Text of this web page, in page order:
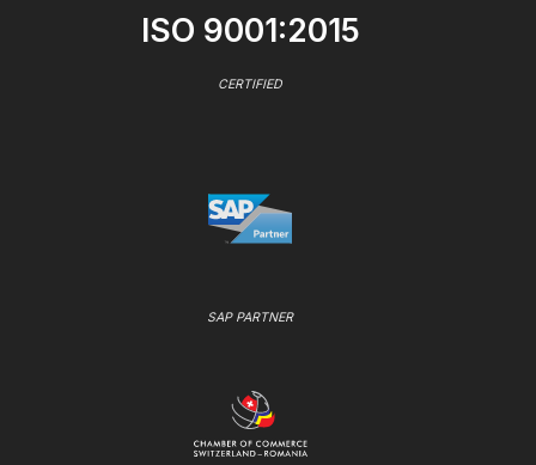
ISO 9001:2015
CERTIFIED
SAP PARTNER